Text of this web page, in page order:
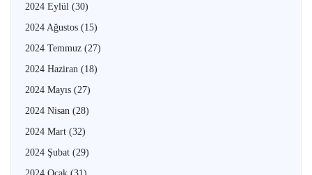
2024 Eylül (30)
2024 Ağustos (15)
2024 Temmuz (27)
2024 Haziran (18)
2024 Mayıs (27)
2024 Nisan (28)
2024 Mart (32)
2024 Şubat (29)